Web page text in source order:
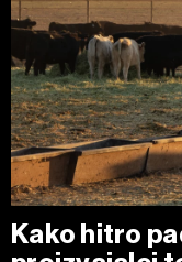
Kako hitro